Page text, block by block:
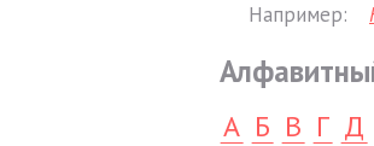
Например:
А Б В Г Д